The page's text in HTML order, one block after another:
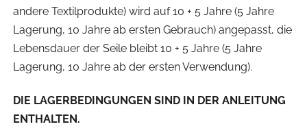
andere Textilprodukte) wird auf 10 + 5 Jahre (5 Jahre
Lagerung, 10 Jahre ab ersten Gebrauch) angepasst, die
Lebensdauer der Seile bleibt 10 + 5 Jahre (5 Jahre
Lagerung, 10 Jahre ab der ersten Verwendung).
DIE LAGERBEDINGUNGEN SIND IN DER ANLEITUNG
ENTHALTEN.